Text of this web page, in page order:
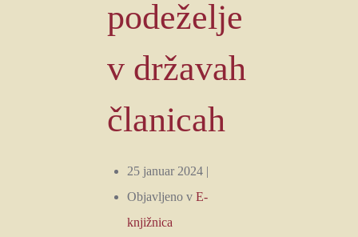
podeželje
v državah
članicah
25 januar 2024 |
Objavljeno v E-
knjižnica